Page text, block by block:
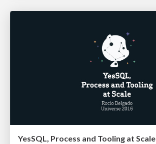
YesSQL, Process and Tooling at Scale